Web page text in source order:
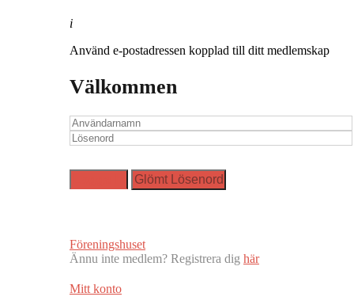
i
Använd e-postadressen kopplad till ditt medlemskap
Välkommen
Föreningshuset
Ännu inte medlem? Registrera dig här
Mitt konto